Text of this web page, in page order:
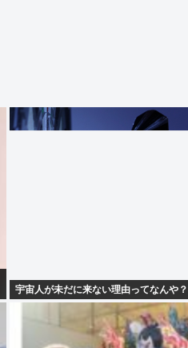
宇宙人が未だに来ない理由ってなんや？